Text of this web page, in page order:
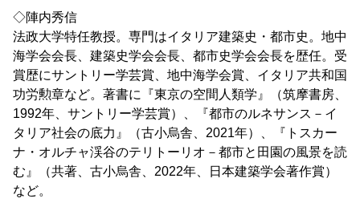
◇陣内秀信
法政大学特任教授。専門はイタリア建築史・都市史。地中
海学会会長、建築史学会会長、都市史学会会長を歴任。受
賞歴にサントリー学芸賞、地中海学会賞、イタリア共和国
功労勲章など。著書に『東京の空間人類学』（筑摩書房、
1992年、サントリー学芸賞）、『都市のルネサンス－イ
タリア社会の底力』（古小烏舎、2021年）、『トスカー
ナ・オルチャ渓谷のテリトーリオ－都市と田園の風景を読
む』（共著、古小烏舎、2022年、日本建築学会著作賞）
など。